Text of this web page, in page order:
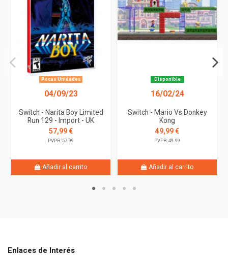
Pocas Unidades
04/09/23
Switch - Narita Boy Limited
Run 129 - Import - UK
57,99 €
PVPR: 57.99
Añadir al carrito
Disponible
16/02/24
Switch - Mario Vs Donkey
Kong
49,99 €
PVPR: 49.99
Añadir al carrito
Enlaces de Interés